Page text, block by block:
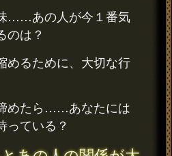
……あの人が今１番気
のは？
めるために、大切な行
めたら……あなたには
っている？